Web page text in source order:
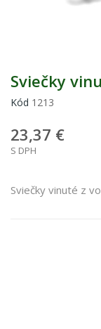
Sviečky
Kód 1213
23,37 €
S DPH
Sviečky vinuté z